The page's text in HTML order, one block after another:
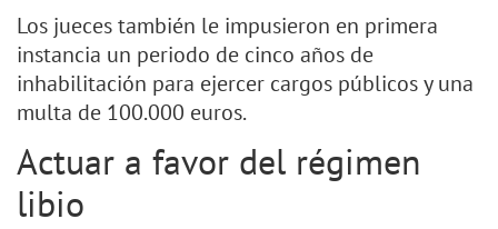
Los jueces también le impusieron en primera
instancia un periodo de cinco años de
inhabilitación para ejercer cargos públicos y una
multa de 100.000 euros.
Actuar a favor del régimen
libio